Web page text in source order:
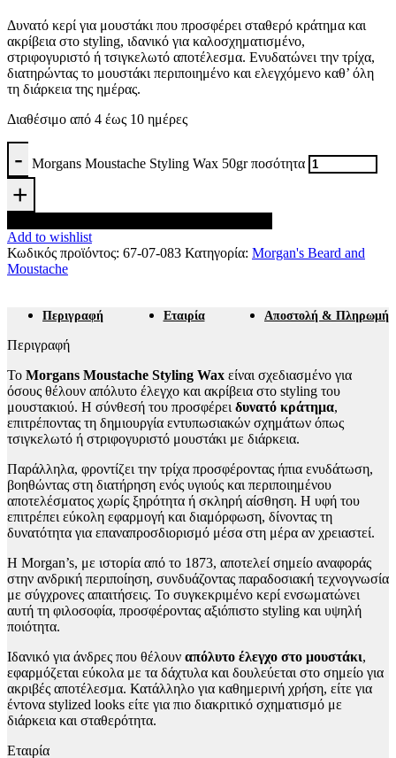
Δυνατό κερί για μουστάκι που προσφέρει σταθερό κράτημα και
ακρίβεια στο styling, ιδανικό για καλοσχηματισμένο,
στριφογυριστό ή τσιγκελωτό αποτέλεσμα. Ενυδατώνει την τρίχα,
διατηρώντας το μουστάκι περιποιημένο και ελεγχόμενο καθ’ όλη
τη διάρκεια της ημέρας.
Διαθέσιμο από 4 έως 10 ημέρες
Morgans Moustache Styling Wax 50gr ποσότητα
Add to wishlist
Κωδικός προϊόντος: 67-07-083 Κατηγορία: Morgan's Beard and
Moustache
Περιγραφή Εταιρία Αποστολή & Πληρωμή
Περιγραφή
Το Morgans Moustache Styling Wax είναι σχεδιασμένο για
όσους θέλουν απόλυτο έλεγχο και ακρίβεια στο styling του
μουστακιού. Η σύνθεσή του προσφέρει δυνατό κράτημα,
επιτρέποντας τη δημιουργία εντυπωσιακών σχημάτων όπως
τσιγκελωτό ή στριφογυριστό μουστάκι με διάρκεια.
Παράλληλα, φροντίζει την τρίχα προσφέροντας ήπια ενυδάτωση,
βοηθώντας στη διατήρηση ενός υγιούς και περιποιημένου
αποτελέσματος χωρίς ξηρότητα ή σκληρή αίσθηση. Η υφή του
επιτρέπει εύκολη εφαρμογή και διαμόρφωση, δίνοντας τη
δυνατότητα για επαναπροσδιορισμό μέσα στη μέρα αν χρειαστεί.
Η Morgan’s, με ιστορία από το 1873, αποτελεί σημείο αναφοράς
στην ανδρική περιποίηση, συνδυάζοντας παραδοσιακή τεχνογνωσία
με σύγχρονες απαιτήσεις. Το συγκεκριμένο κερί ενσωματώνει
αυτή τη φιλοσοφία, προσφέροντας αξιόπιστο styling και υψηλή
ποιότητα.
Ιδανικό για άνδρες που θέλουν απόλυτο έλεγχο στο μουστάκι,
εφαρμόζεται εύκολα με τα δάχτυλα και δουλεύεται στο σημείο για
ακριβές αποτέλεσμα. Κατάλληλο για καθημερινή χρήση, είτε για
έντονα stylized looks είτε για πιο διακριτικό σχηματισμό με
διάρκεια και σταθερότητα.
Εταιρία